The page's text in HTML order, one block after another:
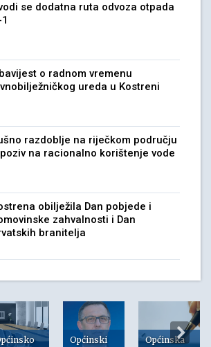
se dodatna ruta odvoza otpada
o radnom vremenu
ureda u Kostreni
razdoblje na riječkom području
na racionalno korištenje vode
obilježila Dan pobjede i
zahvalnosti i Dan
branitelja
Općinski
Općinska